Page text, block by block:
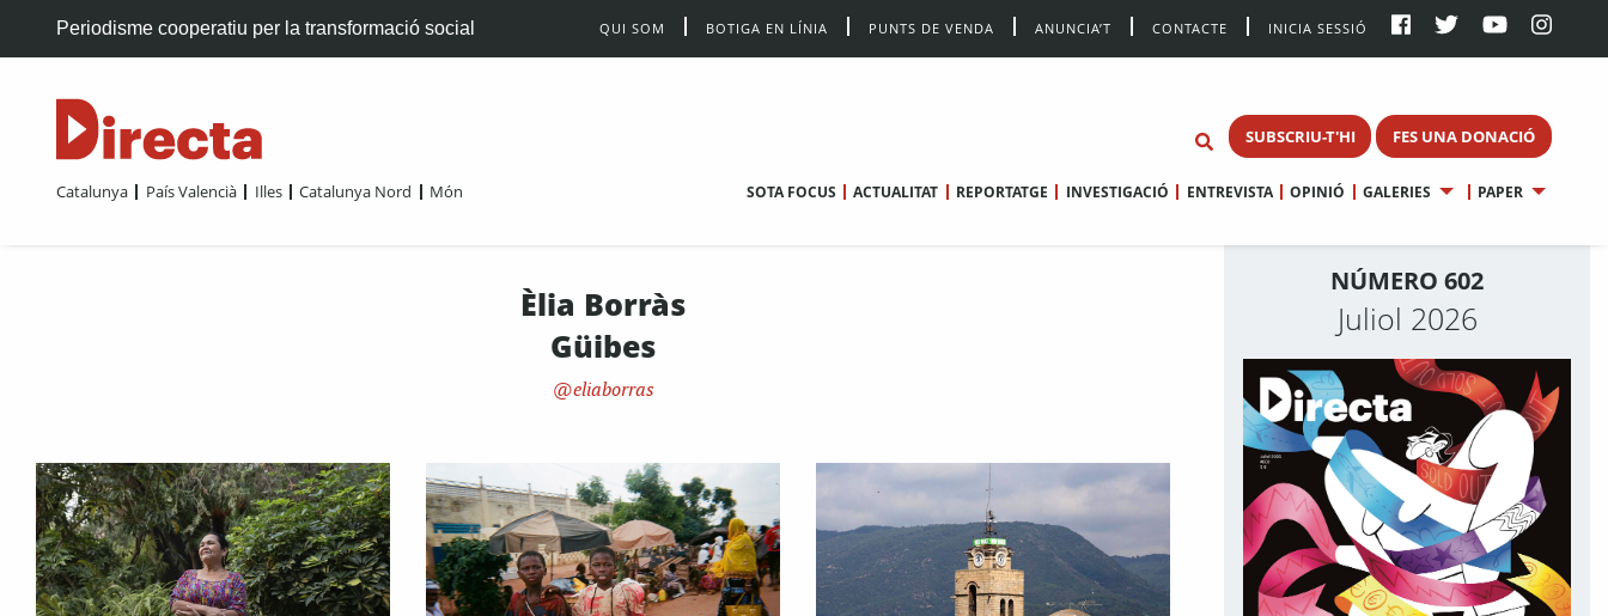
Periodisme cooperatiu per la transformació social QUI SOM BOTIGA EN LÍNIA PUNTS DE VENDA ANUNCIA’T CONTACTE INICIA SESSIÓ
SUBSCRIU-T'HI FES UNA DONACIÓ
Catalunya País Valencià Illes Catalunya Nord Món SOTA FOCUS ACTUALITAT REPORTATGE INVESTIGACIÓ ENTREVISTA OPINIÓ GALERIES PAPER
Èlia Borràs
Güibes
eliaborras
NÚMERO 602
Juliol 2026